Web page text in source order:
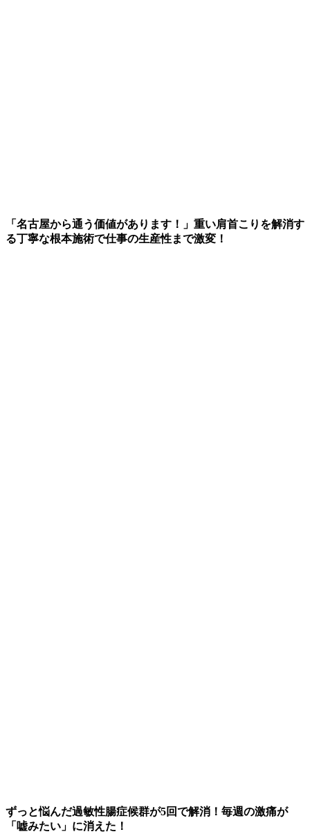
「名古屋から通う価値があります！」重い肩首こりを解消す
る丁寧な根本施術で仕事の生産性まで激変！
ずっと悩んだ過敏性腸症候群が5回で解消！毎週の激痛が
「嘘みたい」に消えた！